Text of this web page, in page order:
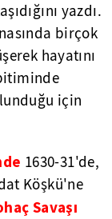
yazdı.
birçok
hayatını
için
1630-31'de,
Köşkü'ne
Savaşı